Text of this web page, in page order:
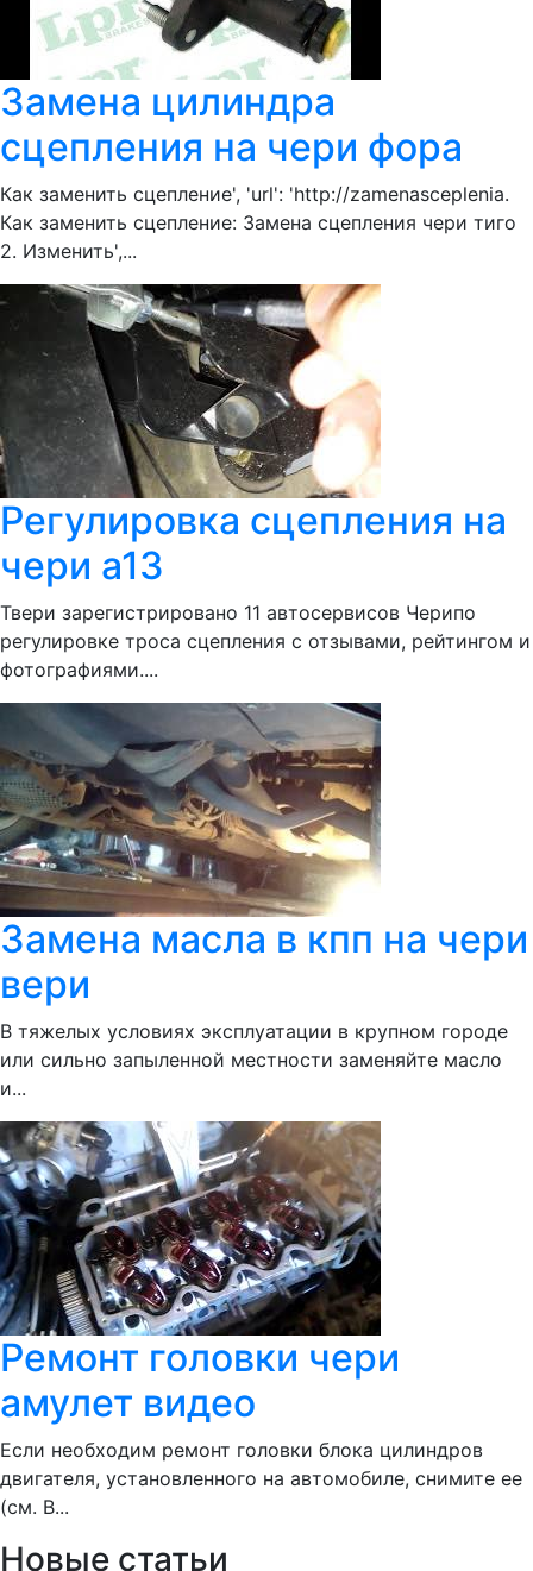
Замена цилиндра
сцепления на чери фора
Как заменить сцепление', 'url': 'http://zamenasceplenia.
Как заменить сцепление: Замена сцепления чери тиго
2. Изменить',...
Регулировка сцепления на
чери а13
Твери зарегистрировано 11 автосервисов Черипо
регулировке троса сцепления с отзывами, рейтингом и
фотографиями....
Замена масла в кпп на чери
вери
В тяжелых условиях эксплуатации в крупном городе
или сильно запыленной местности заменяйте масло
и...
Ремонт головки чери
амулет видео
Если необходим ремонт головки блока цилиндров
двигателя, установленного на автомобиле, снимите ее
(см. В...
Новые статьи